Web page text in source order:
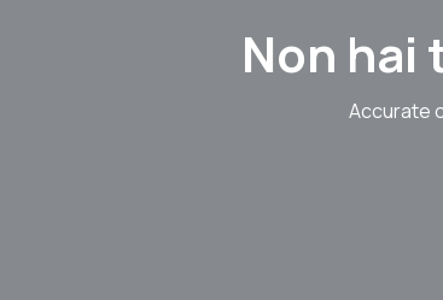
Non hai
Accurate